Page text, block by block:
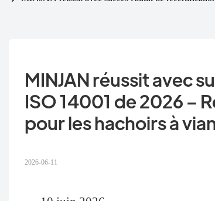
MINJAN réussit avec
ISO 14001 de 2026 –
pour les hachoirs à
2026-06-11